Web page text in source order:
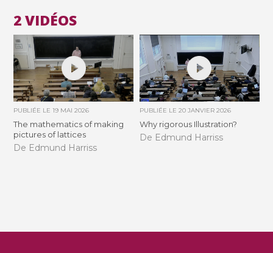
2 VIDÉOS
PUBLIÉE LE19 MAI 2026
The mathematics of making
pictures of lattices
De Edmund Harriss
PUBLIÉE LE 20 JANVIER 2026
Why rigorous Illustration?
De Edmund Harriss